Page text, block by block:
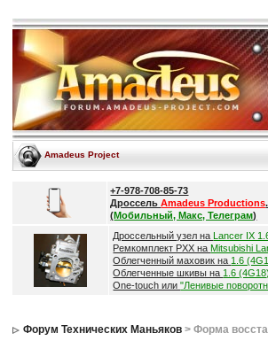
Amadeus Project
+7-978-708-85-73
ДроссельAmadeus Productions
(Мобильный, Макс, Телеграм)
Дроссельный узел на Lancer IX
Ремкомплект РХХ на Mitsubishi
Облегченный маховик на 1.6
Облегченные шкивы на 1.6 (4G18)
One-touch или"Ленивые
Форум Технических Маньяков > Форма